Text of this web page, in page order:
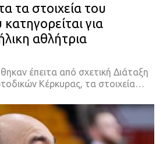
τα στοιχεία του
για
αθλήτρια
έπειτα από σχετική Διάταξη
Κέρκυρας, τα στοιχεία…